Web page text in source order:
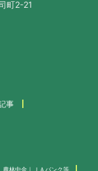
町2-21
事
農林中金｜ＪＡバンク等